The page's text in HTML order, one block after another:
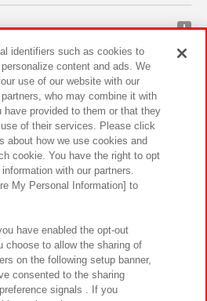
ナビリティ サイトポリシー
ウェブアクセシビリティ方針と検証結果
に
方針 よくあるご質問・お問い合わせ
identifiers such as cookies to
content and ads. We
use of our website with our
who may combine it with
have provided to them or that they
of their services. Please click
about how we use cookies and
cookie. You have the right to opt
with our partners.
My Personal Information] to
have enabled the opt-out
choose to allow the sharing of
on the following setup banner,
consented to the sharing
signals . If you